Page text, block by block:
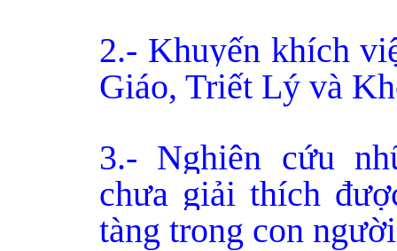
2.- Khuyến khích
Giáo, Triết Lý và
3.- Nghiên cứu
chưa giải thích
tàng trong con